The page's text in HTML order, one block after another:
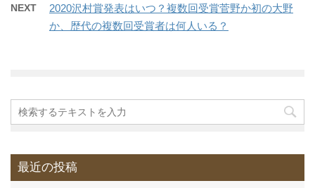
NEXT
2020沢村賞発表はいつ？複数回受賞菅野か初の大野
か、歴代の複数回受賞者は何人いる？
最近の投稿